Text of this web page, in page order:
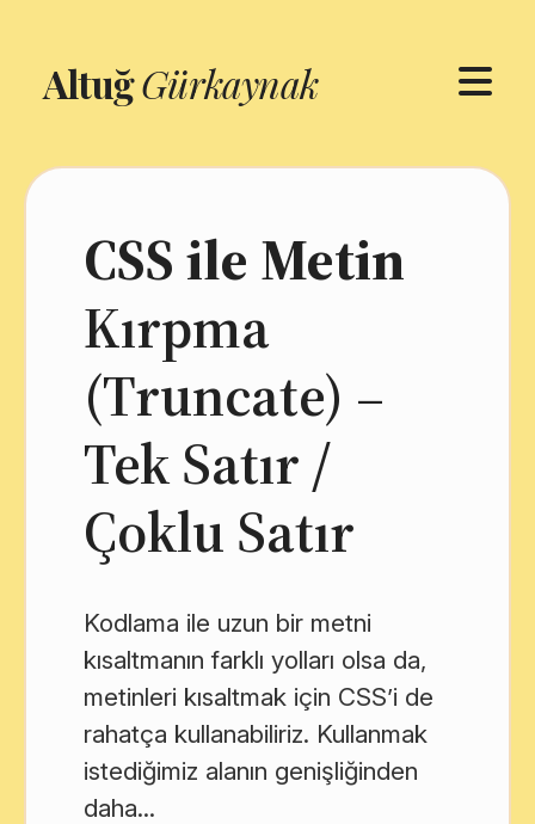
AltuğGürkaynak
CSS ile Metin
Kırpma
(Truncate) –
Tek Satır /
Çoklu Satır
Kodlama ile uzun bir metni
kısaltmanın farklı yolları olsa da,
metinleri kısaltmak için CSS’i de
rahatça kullanabiliriz. Kullanmak
istediğimiz alanın genişliğinden
daha...